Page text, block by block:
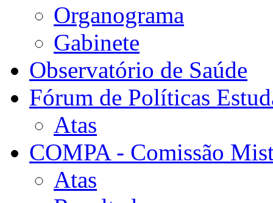
Organograma
Gabinete
Observatório de Saúde
Fórum de Políticas
Atas
COMPA - Comissão
Atas